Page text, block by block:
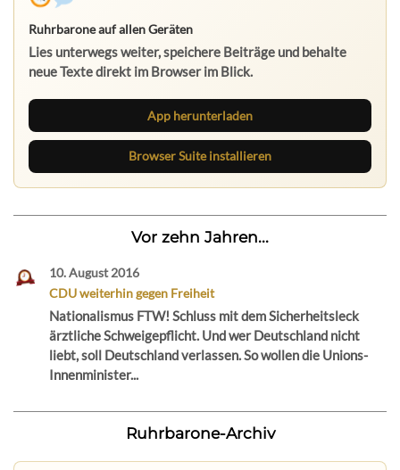
Ruhrbarone auf allen Geräten
Lies unterwegs weiter, speichere Beiträge und behalte
neue Texte direkt im Browser im Blick.
App herunterladen
Browser Suite installieren
Vor zehn Jahren...
10. August 2016
CDU weiterhin gegen Freiheit
Nationalismus FTW! Schluss mit dem Sicherheitsleck
ärztliche Schweigepflicht. Und wer Deutschland nicht
liebt, soll Deutschland verlassen. So wollen die Unions-
Innenminister...
Ruhrbarone-Archiv